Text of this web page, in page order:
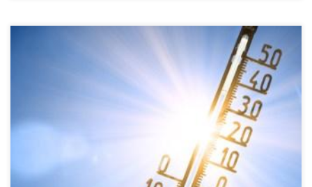
Kokaina, a dokładniej jej zażywanie może być śmiertelne. Ludzie
zażywający kokainę chętnie jednak wypierają się tego
niebezpieczeństwa. Obecne badania pokazują, że w trakcie
upałów ryzyko śmierci po zażyciu kokainy znacznie wzrasta.
Wreszcie nadeszło lato. Jak tylko słońce zacznie parzyć i
doprowadza nas do tego, że się dużo pocimy, większość z […]